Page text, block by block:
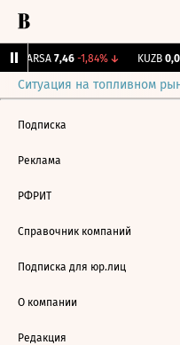
ARSA 7,46 -1,84%↓ KUZB
Ситуация на топливном
Подписка
Реклама
РФРИТ
Справочник компаний
Подписка для юр.лиц
О компании
Редакция